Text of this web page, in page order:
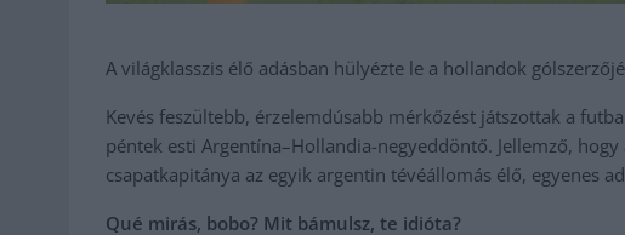
A világklasszis élő adásban hülyézte le a hollandok
Kevés feszültebb, érzelemdúsabb mérkőzést játszottak a
péntek esti Argentína–Hollandia-negyeddöntő. Jellemző,
csapatkapitánya az egyik argentin tévéállomás élő, egyenes
Qué mirás, bobo? Mit bámulsz, te idióta?